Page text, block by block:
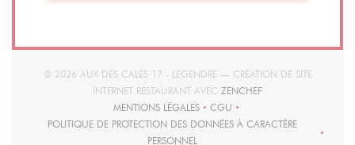
© 2026 AUX DÉS CALÉS 17 - LEGENDRE — CRÉATION DE SITE
INTERNET RESTAURANT AVEC ZENCHEF((OUVRE UNE
MENTIONS LÉGALES
((OUVRE UNE NOUVELLE FENÊTRE))
CGU
((OUVRE UNE NOUVELLE
POLITIQUE DE PROTECTION DES DONNÉES À CARACTÈRE
PERSONNEL((OUVRE UNE NOUVELLE FENÊTRE))